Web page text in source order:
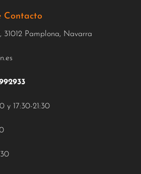
Contacto
31012 Pamplona, Navarra
y 17:30-21:30